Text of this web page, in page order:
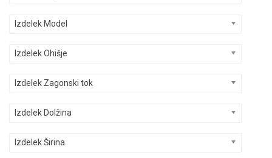
Izdelek Model
Izdelek Ohišje
Izdelek Zagonski tok
Izdelek Dolžina
Izdelek Širina